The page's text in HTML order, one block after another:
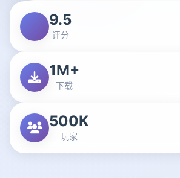
9.5
评分
1M+
下载
500K
玩家